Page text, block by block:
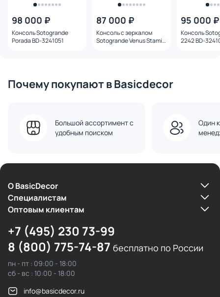
98 000 ₽
Консоль Sotogrande
Porada BD-3241051
87 000 ₽
Консоль с зеркалом
Sotogrande Venus Stami
95 000 ₽
Консоль
2242 BD-
Почему покупают в Basicdecor
Большой ассортимент с
удобным поиском
Один
О BasicDecor
Cпециалистам
Оптовым клиентам
+7 (495) 230 73-99
8 (800) 775-74-87 бесплатно по России
пн - пт : 09:00 - 18:00
сб - вс : 10:00 - 18:00
info@basicdecor.ru